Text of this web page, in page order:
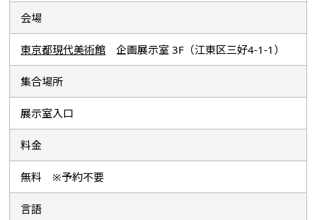
会場
東京都現代美術館 企画展示室 3F（江東区三好4-1-1）
集合場所
展示室入口
料金
無料 ※予約不要
言語